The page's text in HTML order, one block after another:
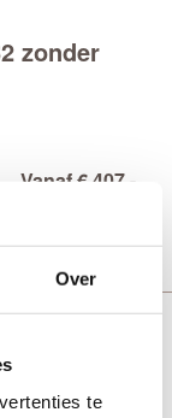
Over
te
zonder
Vanaf € 407,-
Blank glas